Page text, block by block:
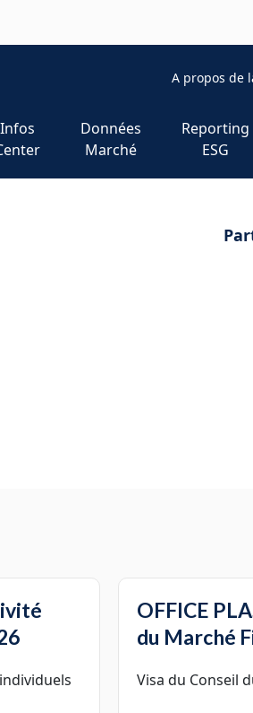
A propos de
Infos
Données
Marché
Reporting
ESG
OFFICE
du Marché
Visa du Conseil